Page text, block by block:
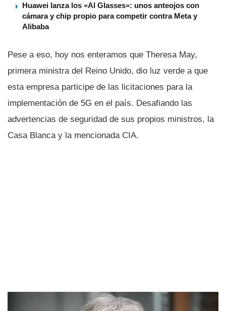
Huawei lanza los «AI Glasses»: unos anteojos con
cámara y chip propio para competir contra Meta y
Alibaba
Pese a eso, hoy nos enteramos que Theresa May,
primera ministra del Reino Unido, dio luz verde a que
esta empresa participe de las licitaciones para la
implementación de 5G en el paí­s. Desafiando las
advertencias de seguridad de sus propios ministros, la
Casa Blanca y la mencionada CIA.